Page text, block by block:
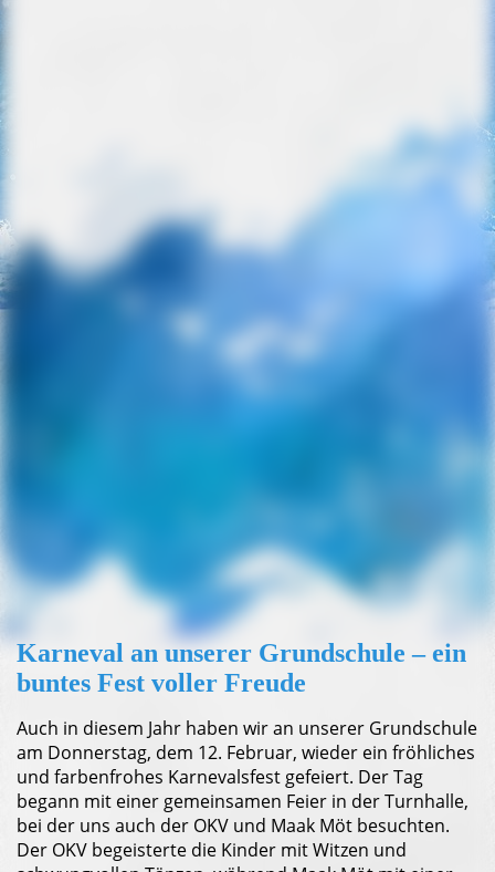
IMG_3119
IMG_3114
Karneval an unserer Grundschule – ein
buntes Fest voller Freude
Auch in diesem Jahr haben wir an unserer Grundschule
am Donnerstag, dem 12. Februar, wieder ein fröhliches
und farbenfrohes Karnevalsfest gefeiert. Der Tag
begann mit einer gemeinsamen Feier in der Turnhalle,
bei der uns auch der OKV und Maak Möt besuchten.
Der OKV begeisterte die Kinder mit Witzen und